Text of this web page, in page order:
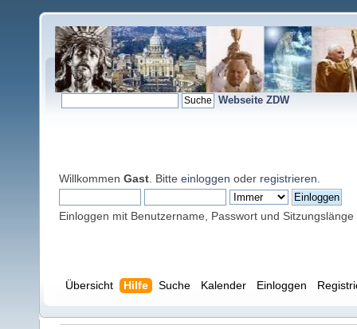
Webseite ZDW
Willkommen Gast . Bitte einloggen oder registrieren
Einloggen mit Benutzername, Passwort und Sitzungslänge
Übersicht Hilfe Suche Kalender Einloggen